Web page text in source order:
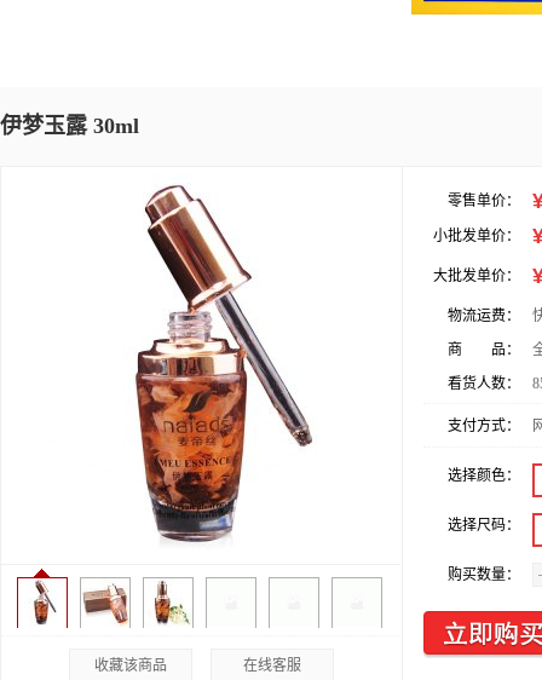
伊梦玉露 30ml
收藏该商品 在线客服
零售单价：
小批发单价：
大批发单价：
物流运费：
商 品：
看货人数：
支付方式：
选择颜色：
选择尺码：
购买数量：